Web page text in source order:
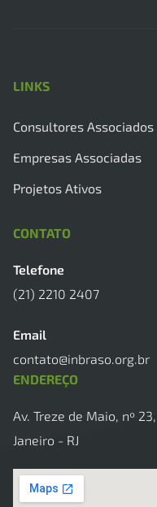
LINKS
Consultores Associados
Empresas Associadas
Projetos Ativos
CONTATO
Telefone
(21) 2210 2407
Email
contato@inbraso.org.br
ENDEREÇO
Av. Treze de Maio, nº
Janeiro - RJ